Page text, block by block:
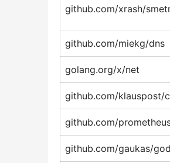
github.com/xrash/
github.com/miekg/dns
golang.org/x/net
github.com/klauspost/
github.com/
github.com/gaukas/